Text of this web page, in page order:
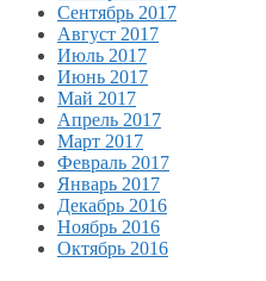
Сентябрь 2017
Август 2017
Июль 2017
Июнь 2017
Май 2017
Апрель 2017
Март 2017
Февраль 2017
Январь 2017
Декабрь 2016
Ноябрь 2016
Октябрь 2016